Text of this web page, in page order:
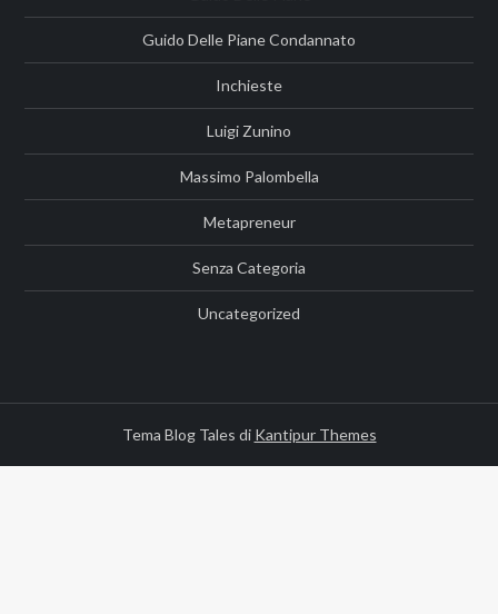
Guido Delle Piane Condannato
Inchieste
Luigi Zunino
Massimo Palombella
Metapreneur
Senza Categoria
Uncategorized
Tema Blog Tales di Kantipur Themes